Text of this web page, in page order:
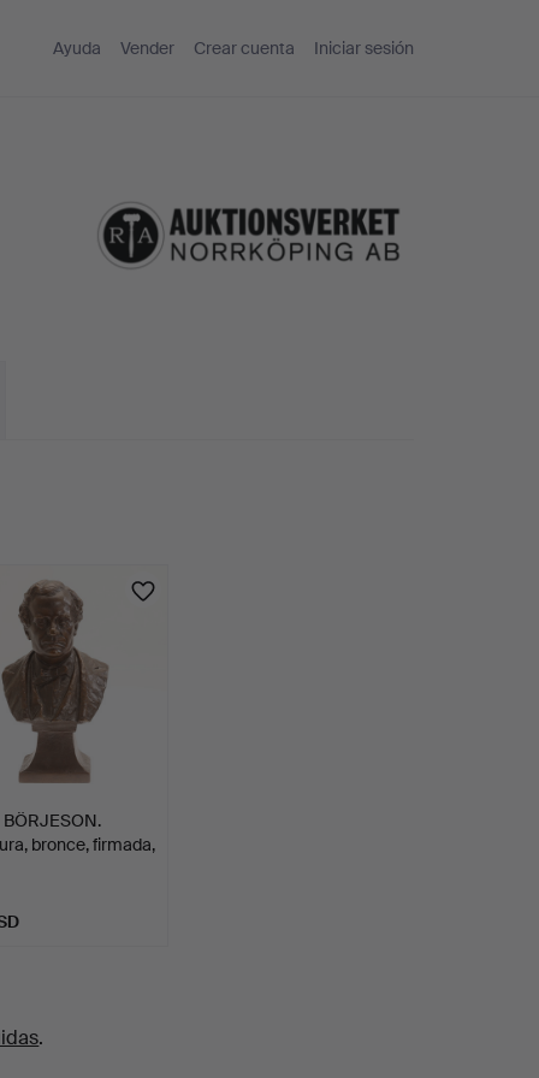
Ayuda Vender Crear cuenta Iniciar sesión
bronce, firmada,
.